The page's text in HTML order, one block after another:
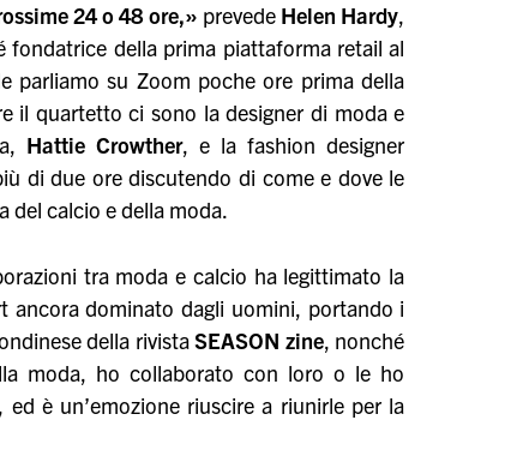
24 o 48 ore,» prevede Helen Hardy,
fondatrice della prima piattaforma retail al
parliamo su Zoom poche ore prima della
il quartetto ci sono la designer di moda e
Hattie Crowther, e la fashion designer
di due ore discutendo di come e dove le
del calcio e della moda.
tra moda e calcio ha legittimato la
ancora dominato dagli uomini, portando i
della rivistaSEASON zine, nonché
moda, ho collaborato con loro o le ho
è un’emozione riuscire a riunirle per la